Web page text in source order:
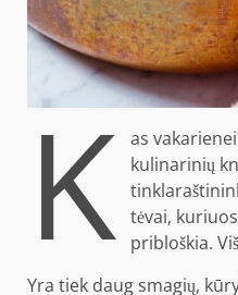
K
as
kulinarinių
tėvai,
pribloškia.
Yra tiek daug smagių,